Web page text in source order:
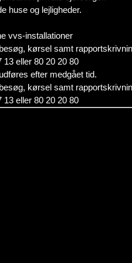
huse og lejligheder.
vvs-installationer
kørsel samt
13 eller 80 20 20 80
efter medgået tid.
kørsel samt
13 eller 80 20 20 80